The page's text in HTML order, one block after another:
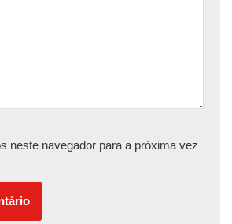
neste navegador para a próxima vez